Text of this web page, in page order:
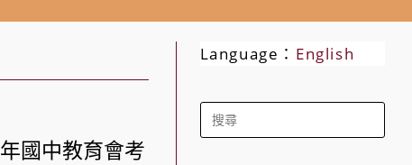
國中教育會考
Language： English
Search
for: